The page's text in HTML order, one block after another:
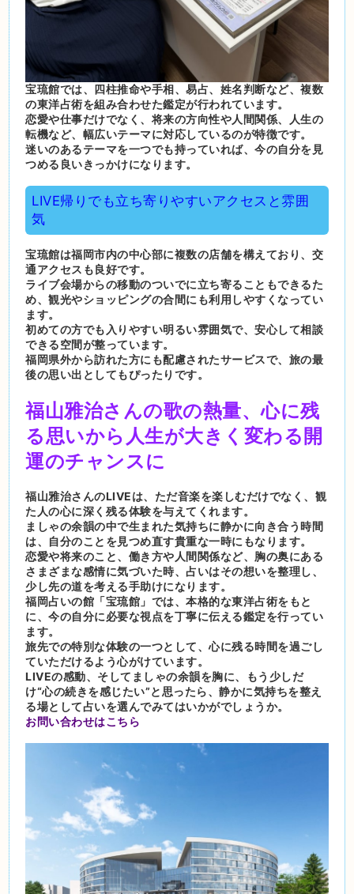
宝琉館では、四柱推命や手相、易占、姓名判断など、複数
の東洋占術を組み合わせた鑑定が行われています。
恋愛や仕事だけでなく、将来の方向性や人間関係、人生の
転機など、幅広いテーマに対応しているのが特徴です。
迷いのあるテーマを一つでも持っていれば、今の自分を見
つめる良いきっかけになります。
LIVE帰りでも立ち寄りやすいアクセスと雰囲
気
宝琉館は福岡市内の中心部に複数の店舗を構えており、交
通アクセスも良好です。
ライブ会場からの移動のついでに立ち寄ることもできるた
め、観光やショッピングの合間にも利用しやすくなってい
ます。
初めての方でも入りやすい明るい雰囲気で、安心して相談
できる空間が整っています。
福岡県外から訪れた方にも配慮されたサービスで、旅の最
後の思い出としてもぴったりです。
福山雅治さんの歌の熱量、心に残
る思いから人生が大きく変わる開
運のチャンスに
福山雅治さんのLIVEは、ただ音楽を楽しむだけでなく、観
た人の心に深く残る体験を与えてくれます。
ましゃの余韻の中で生まれた気持ちに静かに向き合う時間
は、自分のことを見つめ直す貴重な一時にもなります。
恋愛や将来のこと、働き方や人間関係など、胸の奥にある
さまざまな感情に気づいた時、占いはその想いを整理し、
少し先の道を考える手助けになります。
福岡占いの館「宝琉館」では、本格的な東洋占術をもと
に、今の自分に必要な視点を丁寧に伝える鑑定を行ってい
ます。
旅先での特別な体験の一つとして、心に残る時間を過ごし
ていただけるよう心がけています。
LIVEの感動、そしてましゃの余韻を胸に、もう少しだ
け“心の続きを感じたい”と思ったら、静かに気持ちを整え
る場として占いを選んでみてはいかがでしょうか。
お問い合わせはこちら